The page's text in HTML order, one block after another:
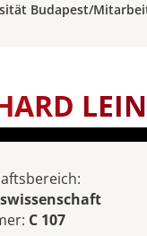
Budapest/
LEIN
C 107